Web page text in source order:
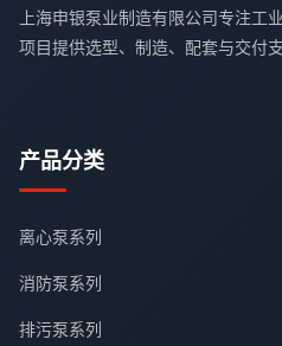
上海申银泵业制造有限公司专注工
项目提供选型、制造、配套与交付支
产品分类
离心泵系列
消防泵系列
排污泵系列